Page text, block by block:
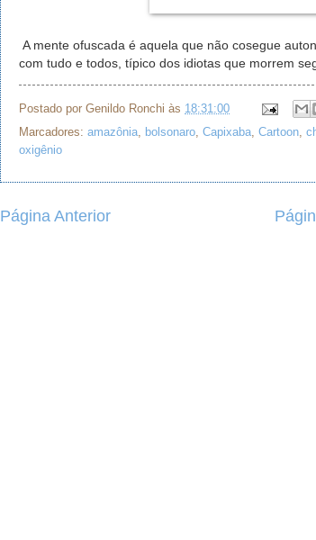
A mente ofuscada é aquela que não cosegue
com tudo e todos, típico dos idiotas que morrem
Postado por Genildo Ronchi às 18:31:00
Marcadores: amazônia, bolsonaro, Capixaba, Cartoon,
oxigênio
Página Anterior